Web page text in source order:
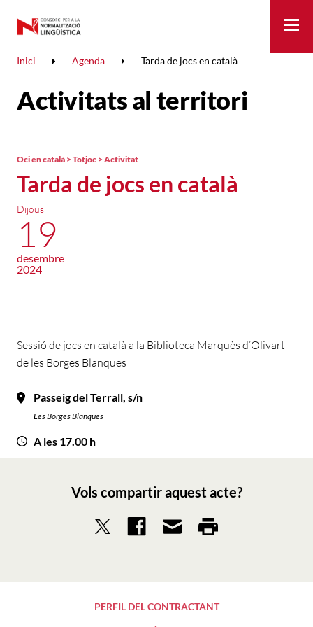
Inici Agenda Tarda de jocs en català
Activitats al territori
Tarda de jocs en català
Oci en català > Totjoc > Activitat
Dijous
19
desembre
2024
Sessió de jocs en català a la Biblioteca Marquès d’Olivart
de les Borges Blanques
Passeig del Terrall, s/n
Les Borges Blanques
A les 17.00 h
Vols compartir aquest acte?
PERFIL DEL CONTRACTANT